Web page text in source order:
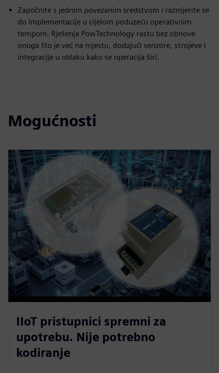
Započnite s jednim povezanim sredstvom i razmjerite se
do implementacije u cijelom poduzeću operativnim
tempom. Rješenja PowTechnology rastu bez obnove
onoga što je već na mjestu, dodajući senzore, strojeve i
integracije u oblaku kako se operacija širi.
Mogućnosti
IIoT pristupnici spremni za
upotrebu. Nije potrebno
kodiranje